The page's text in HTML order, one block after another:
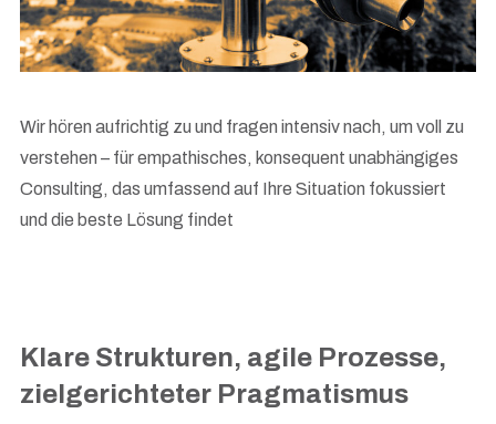
Wir hören aufrichtig zu und fragen intensiv nach, um voll zu
verstehen – für empathisches, konsequent unabhängiges
Consulting, das umfassend auf Ihre Situation fokussiert
und die beste Lösung findet
Klare Strukturen, agile Prozesse,
zielgerichteter Pragmatismus